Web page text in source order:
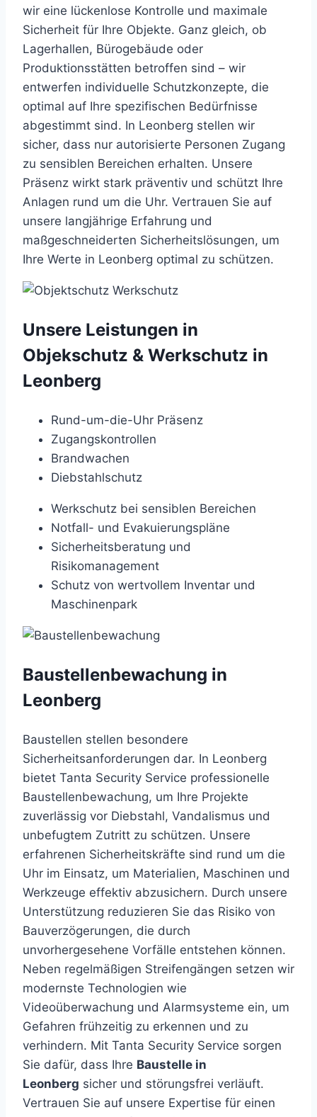
wir eine lückenlose Kontrolle und maximale
Sicherheit für Ihre Objekte. Ganz gleich, ob
Lagerhallen, Bürogebäude oder
Produktionsstätten betroffen sind – wir
entwerfen individuelle Schutzkonzepte, die
optimal auf Ihre spezifischen Bedürfnisse
abgestimmt sind. In Leonberg stellen wir
sicher, dass nur autorisierte Personen Zugang
zu sensiblen Bereichen erhalten. Unsere
Präsenz wirkt stark präventiv und schützt Ihre
Anlagen rund um die Uhr. Vertrauen Sie auf
unsere langjährige Erfahrung und
maßgeschneiderten Sicherheitslösungen, um
Ihre Werte in Leonberg optimal zu schützen.
Unsere Leistungen in
Objekschutz & Werkschutz in
Leonberg
Rund-um-die-Uhr Präsenz
Zugangskontrollen
Brandwachen
Diebstahlschutz
Werkschutz bei sensiblen Bereichen
Notfall- und Evakuierungspläne
Sicherheitsberatung und
Risikomanagement
Schutz von wertvollem Inventar und
Maschinenpark
Baustellenbewachung in
Leonberg
Baustellen stellen besondere
Sicherheitsanforderungen dar. In Leonberg
bietet Tanta Security Service professionelle
Baustellenbewachung, um Ihre Projekte
zuverlässig vor Diebstahl, Vandalismus und
unbefugtem Zutritt zu schützen. Unsere
erfahrenen Sicherheitskräfte sind rund um die
Uhr im Einsatz, um Materialien, Maschinen und
Werkzeuge effektiv abzusichern. Durch unsere
Unterstützung reduzieren Sie das Risiko von
Bauverzögerungen, die durch
unvorhergesehene Vorfälle entstehen können.
Neben regelmäßigen Streifengängen setzen wir
modernste Technologien wie
Videoüberwachung und Alarmsysteme ein, um
Gefahren frühzeitig zu erkennen und zu
verhindern. Mit Tanta Security Service sorgen
Sie dafür, dass Ihre Baustelle in
Leonberg sicher und störungsfrei verläuft.
Vertrauen Sie auf unsere Expertise für einen